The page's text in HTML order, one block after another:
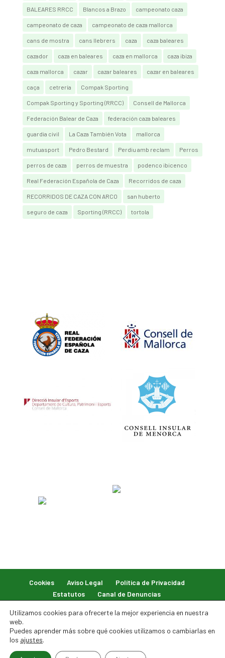
BALEARES RRCC Blancos a Brazo campeonato caza
campeonato de caza campeonato de caza mallorca
cans de mostra cans llebrers caza caza baleares
cazador caza en baleares caza en mallorca caza ibiza
caza mallorca cazar cazar baleares cazar en baleares
caça cetrería Compak Sporting
Compak Sporting y Sporting (RRCC) Consell de Mallorca
Federación Balear de Caza federación caza baleares
guardia civil La Caza También Vota mallorca
mutuasport Pedro Bestard Perdiu amb reclam Perros
perros de caza perros de muestra podenco ibicenco
Real Federación Española de Caza Recorridos de caza
RECORRIDOS DE CAZA CON ARCO san huberto
seguro de caza Sporting (RRCC) tortola
Cookies Aviso Legal
Política de Privacidad
Estatutos
Canal de Denuncias
© 2026 Federación Balear de Caza. Todos los derechos
Utilizamos cookies para ofrecerte la mejor experiencia en nuestra
web.
Puedes aprender más sobre qué cookies utilizamos o cambiarlas en
los ajustes.